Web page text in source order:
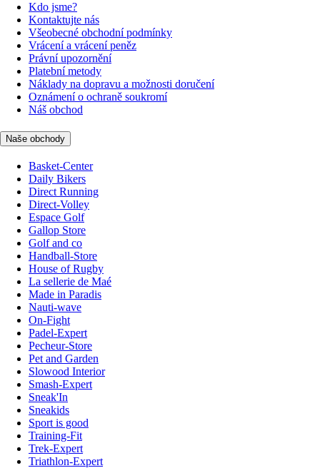
Kdo jsme?
Kontaktujte nás
Všeobecné obchodní podmínky
Vrácení a vrácení peněz
Právní upozornění
Platební metody
Náklady na dopravu a možnosti doručení
Oznámení o ochraně soukromí
Náš obchod
Naše obchody
Basket-Center
Daily Bikers
Direct Running
Direct-Volley
Espace Golf
Gallop Store
Golf and co
Handball-Store
House of Rugby
La sellerie de Maé
Made in Paradis
Nauti-wave
On-Fight
Padel-Expert
Pecheur-Store
Pet and Garden
Slowood Interior
Smash-Expert
Sneak'In
Sneakids
Sport is good
Training-Fit
Trek-Expert
Triathlon-Expert